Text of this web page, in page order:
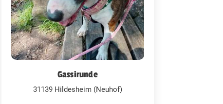
Gassirunde
31139 Hildesheim (Neuhof)